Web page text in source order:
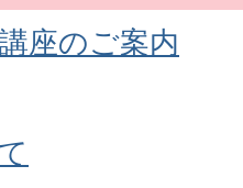
座のご案内